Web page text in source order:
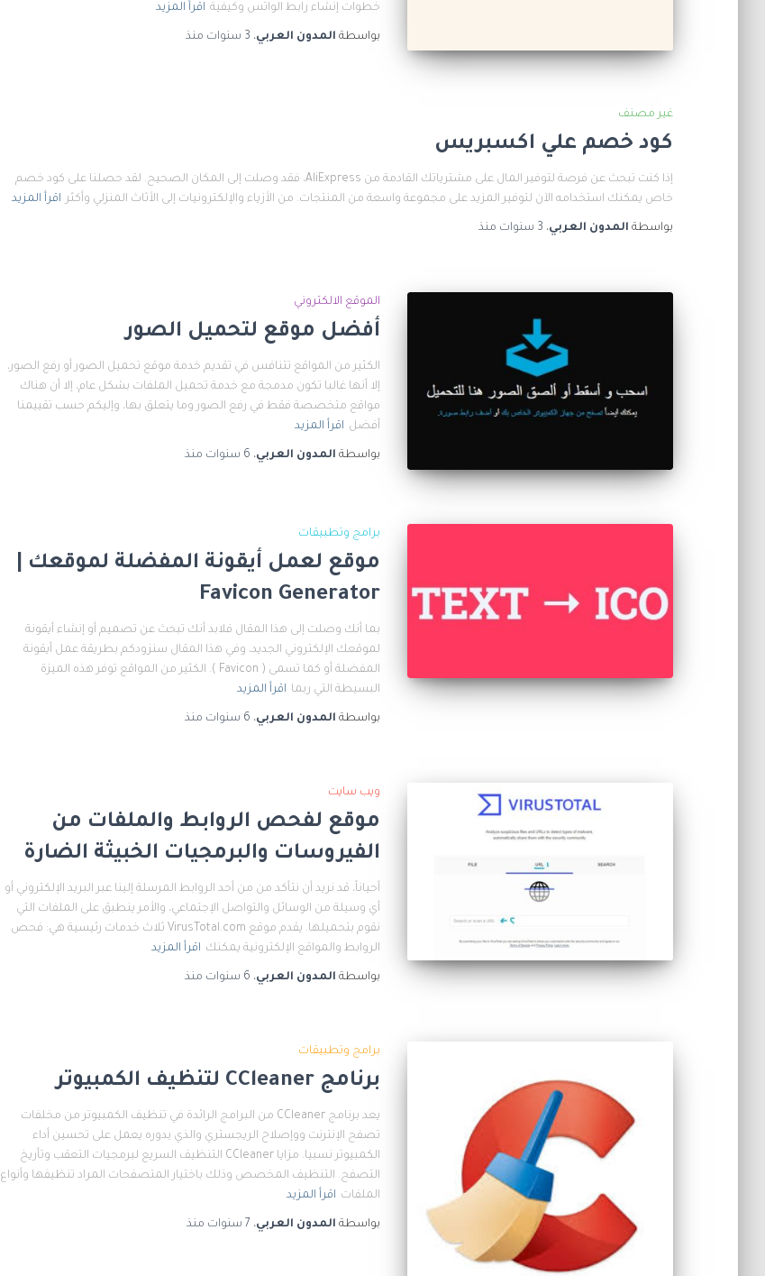
خطوات إنشاء رابط الواتس وكيفية اقرأ المزيد
بواسطة المدون العربي، 3 سنوات منذ
غير مصنف
كود خصم علي اكسبريس
إذا كنت تبحث عن فرصة لتوفير المال على مشترياتك القادمة من AliExpress، فقد وصلت إلى المكان الصحيح. لقد حصلنا على كود خصم
خاص يمكنك استخدامه الآن لتوفير المزيد على مجموعة واسعة من المنتجات. من الأزياء والإلكترونيات إلى الأثاث المنزلي وأكثر اقرأ المزيد
بواسطة المدون العربي، 3 سنوات منذ
الموقع الالكتروني
أفضل موقع لتحميل الصور
الكثير من المواقع تتنافس في تقديم خدمة موقع تحميل الصور أو رفع الصور،
إلا أنها غالبا تكون مدمجة مع خدمة تحميل الملفات بشكل عام، إلا أن هناك
مواقع متخصصة فقط في رفع الصور وما يتعلق بها، وإليكم حسب تقييمنا
أفضل اقرأ المزيد
بواسطة المدون العربي، 6 سنوات منذ
برامج وتطبيقات
موقع لعمل أيقونة المفضلة لموقعك |
Favicon Generator
بما أنك وصلت إلى هذا المقال فلابد أنك تبحث عن تصميم أو إنشاء أيقونة
لموقعك الإلكتروني الجديد، وفي هذا المقال سنزودكم بطريقة عمل أيقونة
المفضلة أو كما تسمى ( Favicon ). الكثير من المواقع توفر هذه الميزة
البسيطة التي ربما اقرأ المزيد
بواسطة المدون العربي، 6 سنوات منذ
ويب سايت
موقع لفحص الروابط والملفات من
الفيروسات والبرمجيات الخبيثة الضارة
أحياناً، قد نريد أن نتأكد من من أحد الروابط المرسلة إلينا عبر البريد الإلكتروني أو
أي وسيلة من الوسائل والتواصل الإجتماعي، والأمر ينطبق على الملفات التي
نقوم بتحميلها. يقدم موقع VirusTotal.com ثلاث خدمات رئيسية هي: فحص
الروابط والمواقع الإلكترونية يمكنك اقرأ المزيد
بواسطة المدون العربي، 6 سنوات منذ
برامج وتطبيقات
برنامج CCleaner لتنظيف الكمبيوتر
يعد برنامج CCleaner من البرامج الرائدة في تنظيف الكمبيوتر من مخلفات
تصفح الإنترنت ووإصلاح الريجستري والذي بدوره يعمل على تحسين أداء
الكمبيوتر نسبيا. مزايا CCleaner التنظيف السريع لبرمجيات التعقب وتأريخ
التصفح. التنظيف المخصص وذلك باختيار المتصفحات المراد تنظيفها وأنواع
الملفات اقرأ المزيد
بواسطة المدون العربي، 7 سنوات منذ